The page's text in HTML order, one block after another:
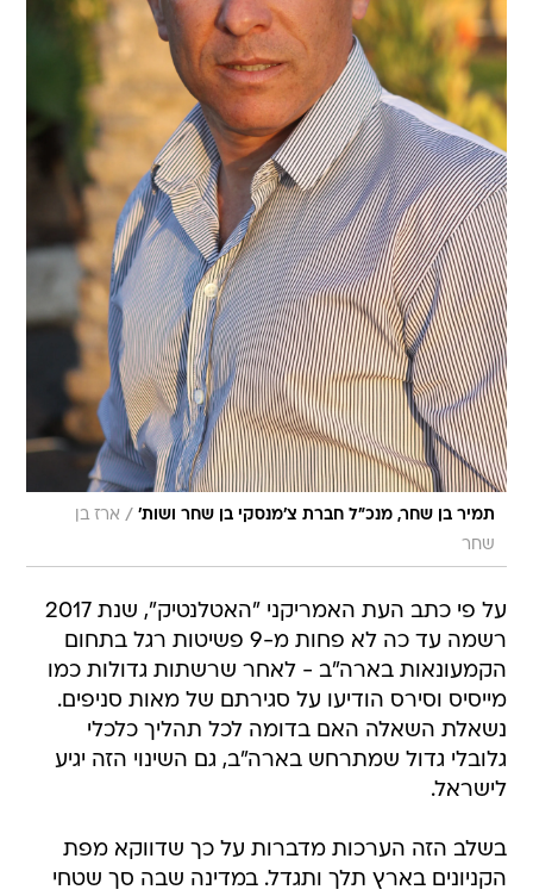
תמיר בן שחר, מנכ"ל חברת צ'מנסקי בן שחר ושות' / ארז בן
שחר
על פי כתב העת האמריקני "האטלנטיק", שנת 2017
רשמה עד כה לא פחות מ-9 פשיטות רגל בתחום
הקמעונאות בארה"ב - לאחר שרשתות גדולות כמו
מייסיס וסירס הודיעו על סגירתם של מאות סניפים.
נשאלת השאלה האם בדומה לכל תהליך כלכלי
גלובלי גדול שמתרחש בארה"ב, גם השינוי הזה יגיע
לישראל.
בשלב הזה הערכות מדברות על כך שדווקא מפת
הקניונים בארץ תלך ותגדל. במדינה שבה סך שטחי